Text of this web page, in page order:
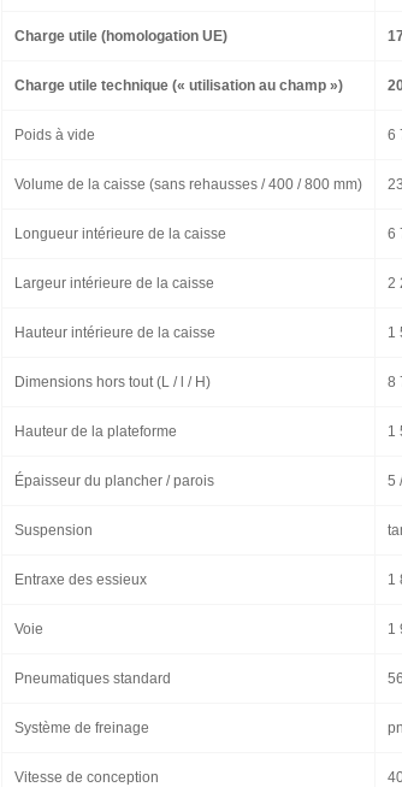
Charge utile (homologation UE)
Charge utile technique (« utilisation au champ »)
Poids à vide 6
Volume de la caisse (sans rehausses / 400 / 800 mm)
Longueur intérieure de la caisse 6
Largeur intérieure de la caisse 2
Hauteur intérieure de la caisse 1
Dimensions hors tout (L / l / H) 8
Hauteur de la plateforme 1
Épaisseur du plancher / parois 5
Suspension
Entraxe des essieux 1
Voie 1
Pneumatiques standard
Système de freinage
Vitesse de conception